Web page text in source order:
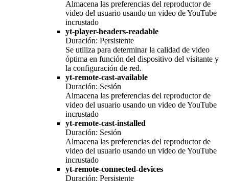
Almacena las preferencias del reproductor de
video del usuario usando un video de YouTube
incrustado
yt-player-headers-readable
Duración: Persistente
Se utiliza para determinar la calidad de video
óptima en función del dispositivo del visitante y
la configuración de red.
yt-remote-cast-available
Duración: Sesión
Almacena las preferencias del reproductor de
video del usuario usando un video de YouTube
incrustado
yt-remote-cast-installed
Duración: Sesión
Almacena las preferencias del reproductor de
video del usuario usando un video de YouTube
incrustado
yt-remote-connected-devices
Duración: Persistente